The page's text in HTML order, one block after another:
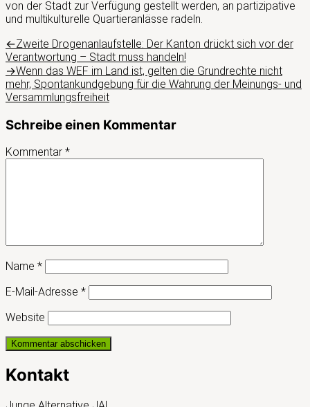
von der Stadt zur Verfügung gestellt werden, an partizipative
und multikulturelle Quartieranlässe radeln.
Beitragsnavigation
←Vorheriger
Beitrag:
Zweite Drogenanlaufstelle: Der Kanton drückt sich vor der
Verantwortung – Stadt muss handeln!
→Nächster
Beitrag:
Wenn das WEF im Land ist, gelten die Grundrechte nicht
mehr, Spontankundgebung für die Wahrung der Meinungs- und
Versammlungsfreiheit
Schreibe einen Kommentar
Kommentar *
Name *
E-Mail-Adresse *
Website
Kontakt